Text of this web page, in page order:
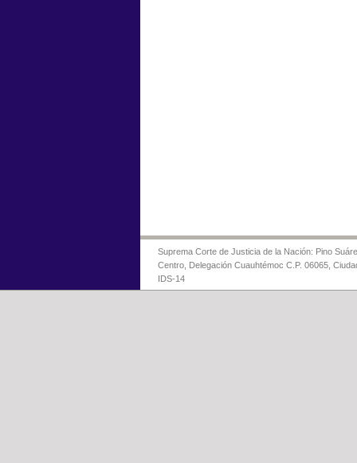
Suprema Corte de Justicia de la Nación: Pino
Centro, Delegación Cuauhtémoc C.P. 06065,
IDS-14